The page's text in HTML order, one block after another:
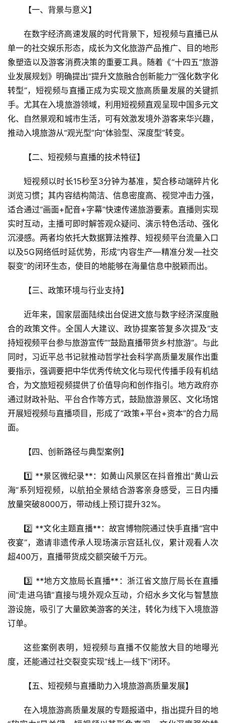
【一、背景与意义】
在数字经济高速发展的时代背景下，短视频与直播已从
单一的社交娱乐形态，成长为文化旅游产品推广、目的地形
象塑造以及游客消费决策的重要工具。随着《“十四五”旅游
业发展规划》明确提出“提升文旅融合创新能力”“强化数字化
转型”，短视频与直播正成为实现文旅高质量发展的关键抓
手。尤其在入境旅游领域，利用短视频直观呈现中国多元文
化、自然景观和城市生活，可有效激发境外游客来华兴趣，
推动入境旅游从“观光型”向“体验型、深度型”转变。
【二、短视频与直播的技术特征】
短视频以时长15秒至3分钟为基准，契合移动端碎片化
浏览习惯；其内容结构简洁、信息密度高、视觉冲击力强，
适合通过“画面+配音+字幕”快速传递旅游要素。直播则实现
实时互动，主播可即时解答观众疑问、演示特色活动、强化
沉浸感。两者均依托大数据算法推荐、短视频平台流量入口
以及5G网络低时延优势，形成“内容生产—精准分发—社交
裂变”的闭环生态，使目的地能够在海量信息中脱颖而出。
【三、政策环境与行业支持】
近年来，国家层面陆续出台促进文旅与数字经济深度融
合的政策文件。全国人大建议、政协提案答复多次提及“支
持短视频平台参与旅游宣传”“鼓励直播带货乡村旅游”。与此
同时，习近平总书记就推动哲学社会科学高质量发展作出重
要指示，强调要把中华优秀传统文化与现代传播手段有机结
合，为文旅短视频提供了价值导向和创作指引。地方政府亦
通过财政补贴、平台合作等方式，鼓励旅游景区、文化场馆
开展短视频与直播项目，形成了“政策+平台+资本”的合力局
面。
【四、创新路径与典型案例】
1️⃣ **景区微纪录**：如黄山风景区在抖音推出“黄山云
海”系列短视频，以航拍全景结合游客亲身感受，三日内播
放量突破8000万，带动线上预订提升32%。
2️⃣ **文化主题直播**：故宫博物院通过快手直播“宫中
夜宴”，邀请非遗传承人现场演示宫廷礼仪，累计观看人次
超400万，直播带货成交额突破千万元。
3️⃣ **地方文旅局长直播**：浙江省文旅厅局长在直播
间“走进乌镇”直接与境外观众互动，介绍水乡文化与智慧旅
游设施，吸引了大量欧美游客的关注，转化为线下入境旅游
订单。
这些案例表明，短视频与直播不仅能放大目的地曝光
度，还能通过社交裂变实现“线上—线下”闭环。
【五、短视频与直播助力入境旅游高质量发展】
在入境旅游高质量发展的专题报道中，指出提升目的地